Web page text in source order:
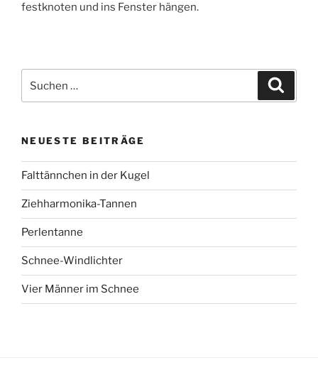
festknoten und ins Fenster hängen.
nach:
NEUESTE BEITRÄGE
Falttännchen in der Kugel
Ziehharmonika-Tannen
Perlentanne
Schnee-Windlichter
Vier Männer im Schnee